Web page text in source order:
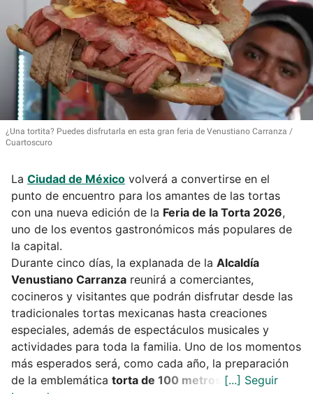
¿Una tortita? Puedes disfrutarla en esta gran feria de Venustiano Carranza
Cuartoscuro
La Ciudad de México volverá a convertirse en el
punto de encuentro para los amantes de las tortas
con una nueva edición de la Feria de la Torta 2026,
uno de los eventos gastronómicos más populares de
la capital.
Durante cinco días, la explanada de la Alcaldía
Venustiano Carranza reunirá a comerciantes,
cocineros y visitantes que podrán disfrutar desde las
tradicionales tortas mexicanas hasta creaciones
especiales, además de espectáculos musicales y
actividades para toda la familia. Uno de los momentos
más esperados será, como cada año, la preparación
de la emblemática torta de 100 metros